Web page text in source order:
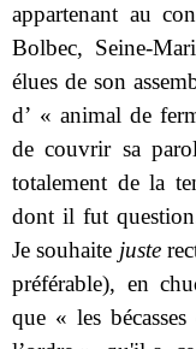
appartenant au
Bolbec, Seine-
élues de son
d’ « animal de
de couvrir sa
totalement de la
dont il fut
Je souhaite juste
préférable), en
que « les